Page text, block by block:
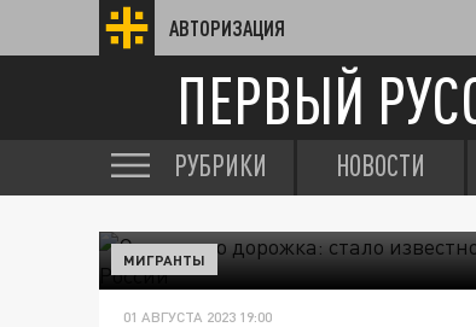
АВТОРИЗАЦИЯ
ПЕРВЫЙ
РУБРИКИ НОВОСТИ
МИГРАНТЫ
01 АВГУСТА 2023 19:00